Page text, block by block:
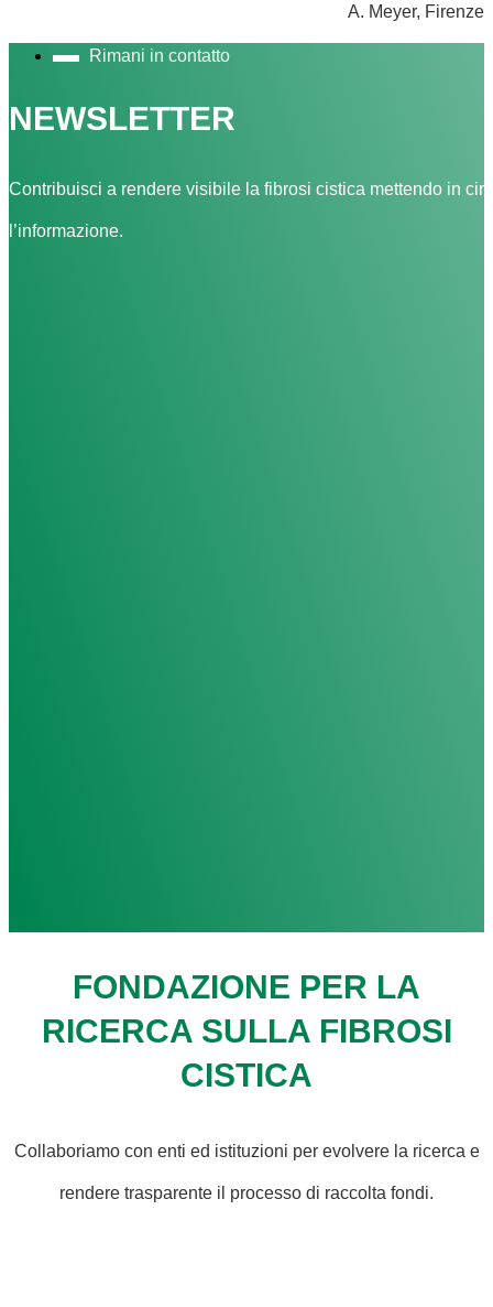
A. Meyer, Firenze
Rimani in contatto
NEWSLETTER
Contribuisci a rendere visibile la fibrosi cistica mettendo in
l’informazione.
FONDAZIONE PER LA
RICERCA SULLA FIBROSI
CISTICA
Collaboriamo con enti ed istituzioni per evolvere la ricerca e
rendere trasparente il processo di raccolta fondi.